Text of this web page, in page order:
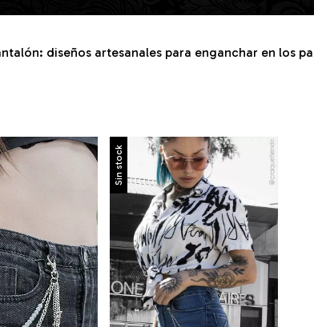
diseños artesanales para enganchar en los
Sin stock